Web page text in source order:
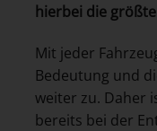
hierbei die
Mit jeder
Bedeutung und
weiter zu. Daher
bereits bei der